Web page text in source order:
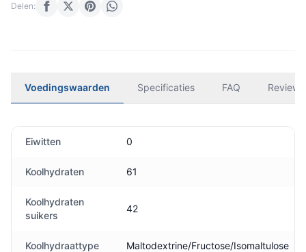
Delen:
Voedingswaarden Specificaties FAQ Reviews
Eiwitten 0
Koolhydraten 61
Koolhydraten
suikers
42
Koolhydraattype Maltodextrine/Fructose/Isomaltulose